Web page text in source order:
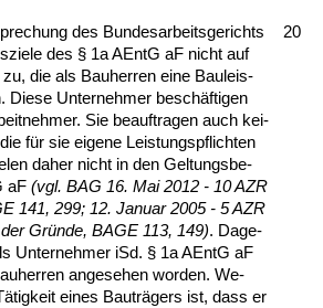
des Bun­des­ar­beits­ge­richts
des § 1a AEntG aF nicht auf
die als Bau­her­ren ei­ne Bau­leis­
Die­se Un­ter­neh­mer beschäfti­gen
Sie be­auf­tra­gen auch kei­
für sie ei­ge­ne Leis­tungs­pflich­ten
da­her nicht in den Gel­tungs­be­
aF (vgl. BAG 16. Mai 2012 - 10 AZR
141, 299; 12. Ja­nu­ar 2005 - 5 AZR
Gründe, BA­GE 113, 149). Da­ge­
Un­ter­neh­mer iSd. § 1a AEntG aF
an­ge­se­hen wor­den. We­
ei­nes Bauträgers ist, dass er
20